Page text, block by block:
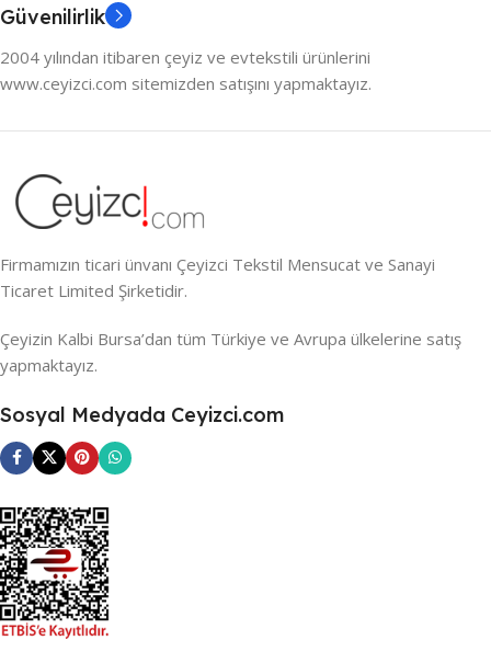
Güvenilirlik
2004 yılından itibaren çeyiz ve evtekstili ürünlerini
www.ceyizci.com sitemizden satışını yapmaktayız.
Firmamızın ticari ünvanı Çeyizci Tekstil Mensucat ve Sanayi
Ticaret Limited Şirketidir.
Çeyizin Kalbi Bursa’dan tüm Türkiye ve Avrupa ülkelerine satış
yapmaktayız.
Sosyal Medyada Ceyizci.com